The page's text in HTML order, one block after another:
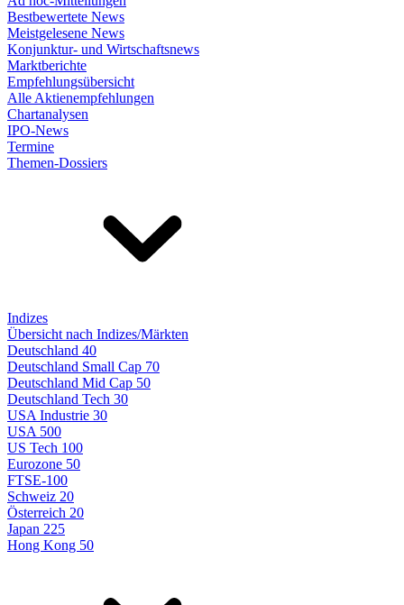
Bestbewertete News
Meistgelesene News
Konjunktur- und Wirtschaftsnews
Marktberichte
Empfehlungsübersicht
Alle Aktienempfehlungen
Chartanalysen
IPO-News
Termine
Themen-Dossiers
Indizes
Übersicht nach Indizes/Märkten
Deutschland 40
Deutschland Small Cap 70
Deutschland Mid Cap 50
Deutschland Tech 30
USA Industrie 30
USA 500
US Tech 100
Eurozone 50
FTSE-100
Schweiz 20
Österreich 20
Japan 225
Hong Kong 50